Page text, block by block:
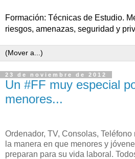
Formación: Técnicas de Estudio.
riesgos, amenazas, seguridad y
23 de noviembre de 2012
Un #FF muy especial
menores...
Ordenador, TV, Consolas,
la manera en que menores y
preparan para su vida laboral.